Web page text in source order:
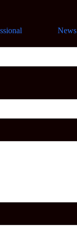
News